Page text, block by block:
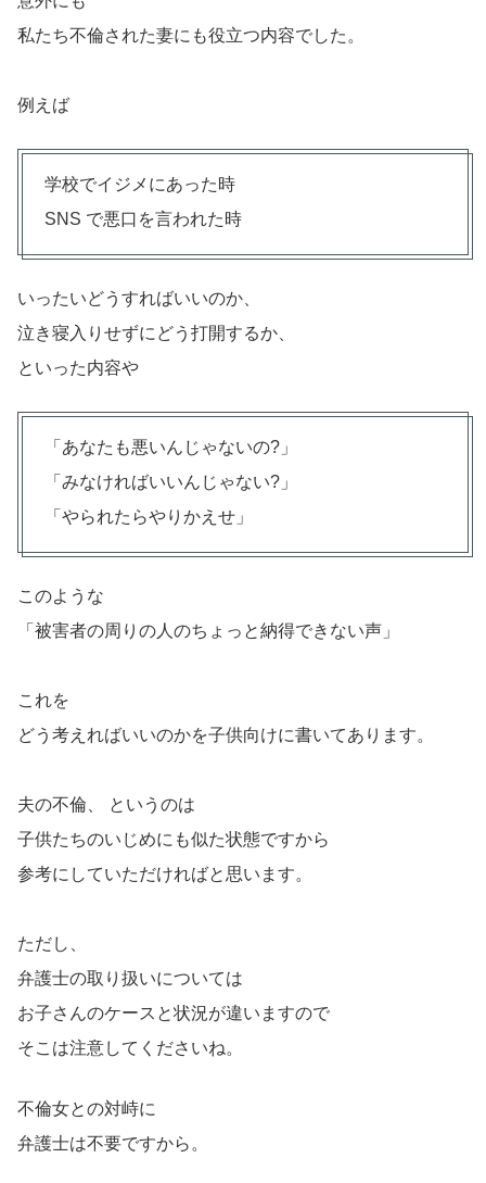
私たち不倫された妻にも役立つ内容でした。
例えば
学校でイジメにあった時
SNS で悪口を言われた時
いったいどうすればいいのか、
泣き寝入りせずにどう打開するか、
といった内容や
「あなたも悪いんじゃないの?」
「みなければいいんじゃない?」
「やられたらやりかえせ」
このような
「被害者の周りの人のちょっと納得できない声」
これを
どう考えればいいのかを子供向けに書いてあります。
夫の不倫、 というのは
子供たちのいじめにも似た状態ですから
参考にしていただければと思います。
ただし、
弁護士の取り扱いについては
お子さんのケースと状況が違いますので
そこは注意してくださいね。
不倫女との対峙に
弁護士は不要ですから。